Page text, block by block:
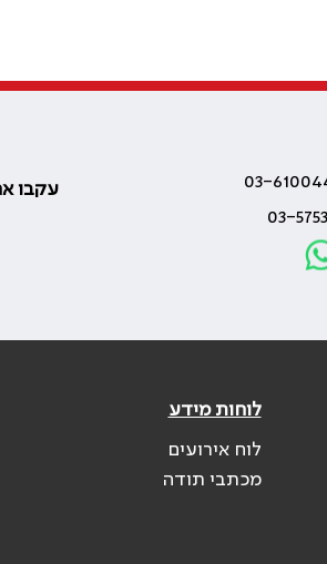
עקבו
לוחות מידע
לוח אירועים
מכתבי תודה